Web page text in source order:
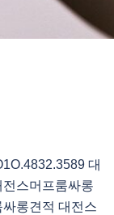
대
스머프룸싸롱
롱견적 대전스